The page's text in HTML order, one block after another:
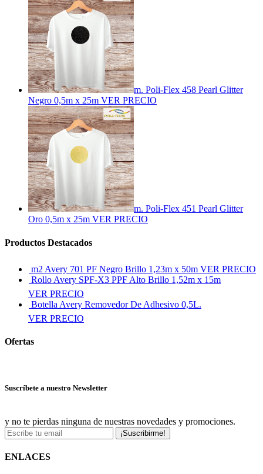
m. Poli-Flex 458 Pearl Glitter
Negro 0,5m x 25m VER PRECIO
m. Poli-Flex 451 Pearl Glitter
Oro 0,5m x 25m VER PRECIO
Productos Destacados
m2 Avery 701 PF Negro Brillo 1,23m x 50m VER PRECIO
Rollo Avery SPF-X3 PPF Alto Brillo 1,52m x 15m
VER PRECIO
Botella Avery Removedor De Adhesivo 0,5L.
VER PRECIO
Ofertas
Suscríbete a nuestro Newsletter
y no te pierdas ninguna de nuestras novedades y promociones.
¡Suscribirme!
ENLACES